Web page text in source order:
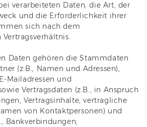
verarbeiteten Daten, die Art, der
und die Erforderlichkeit ihrer
sich nach dem
Daten gehören die Stammdaten
(z.B., Namen und Adressen),
Mailadressen und
Vertragsdaten (z.B., in Anspruch
Vertragsinhalte, vertragliche
von Kontaktpersonen) und
Bankverbindungen,